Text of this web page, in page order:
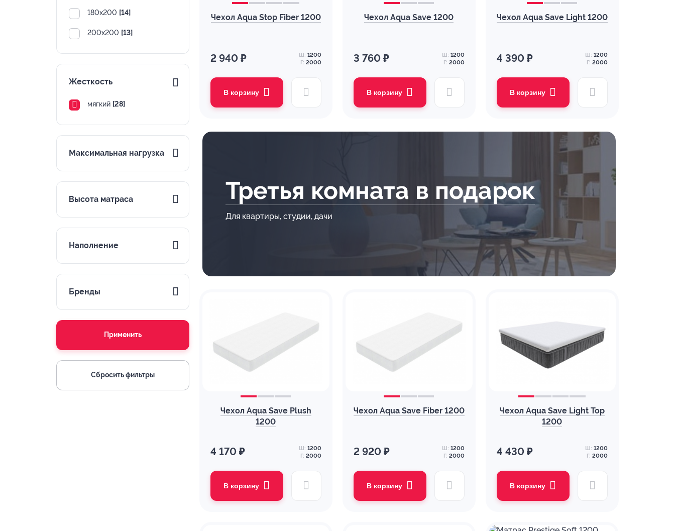
180х200 [14]
200х200 [13]
Жесткость
мягкий [28]
Максимальная нагрузка
Высота матраса
Наполнение
Бренды
Применить
Сбросить фильтры
Чехол Aqua Stop Fiber 1200
2 940 ₽ Ш: 1200
Г: 2000
В корзину
Чехол Aqua Save 1200
3 760 ₽ Ш: 1200
Г: 2000
В корзину
Чехол Aqua Save Light 1200
4 390 ₽ Ш: 1200
Г: 2000
В корзину
Третья комната в подарок
Для квартиры, студии, дачи
Чехол Aqua Save Plush
1200
4 170 ₽ Ш: 1200
Г: 2000
В корзину
Чехол Aqua Save Fiber 1200
2 920 ₽ Ш: 1200
Г: 2000
В корзину
Чехол Aqua Save Light Top
1200
4 430 ₽ Ш: 1200
Г: 2000
В корзину